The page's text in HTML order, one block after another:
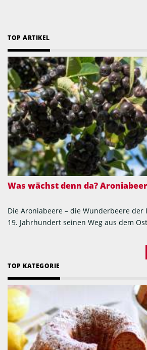
TOP ARTIKEL
Was wächst denn da?
Die Aroniabeere – die Wunderbeere
19. Jahrhundert seinen Weg aus dem
TOP KATEGORIE